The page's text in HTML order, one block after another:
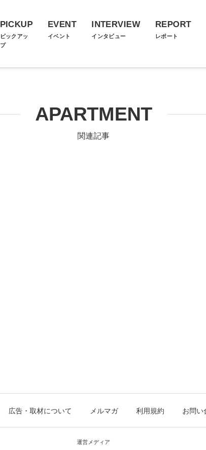
PICKUP
ピックアッ
プ
EVENT
イベント
INTERVIEW
インタビュー
REPORT
レポート
APARTMENT
関連記事
広告・取材について メルマガ 利用規約 お問い
運営メディア